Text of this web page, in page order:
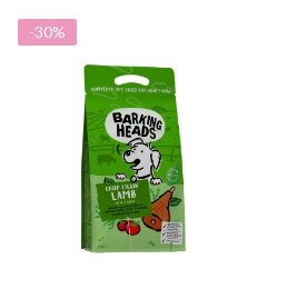
-30%